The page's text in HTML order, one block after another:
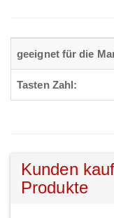
geeignet für die
Tasten Zahl:
Kunden
Produkte